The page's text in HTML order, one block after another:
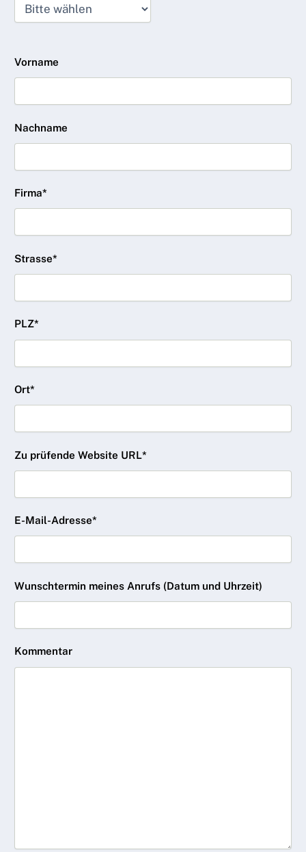
Vorname
Nachname
Firma*
Strasse*
PLZ*
Ort*
Zu prüfende Website URL*
E-Mail-Adresse*
Wunschtermin meines Anrufs (Datum und Uhrzeit)
Kommentar